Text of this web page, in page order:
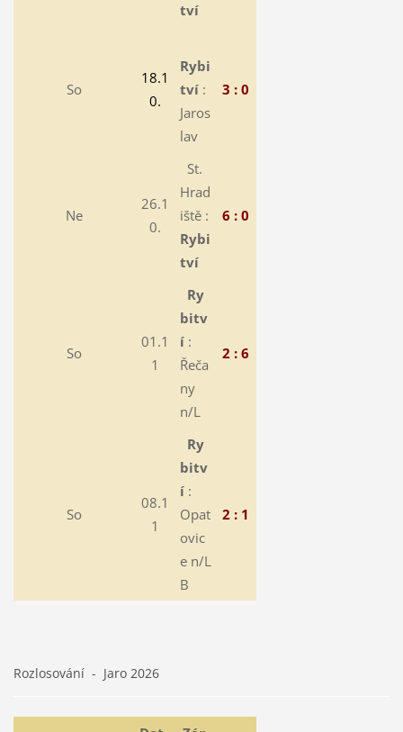
tví
So
18.1
0.
Rybi
tví:
Jaros
lav
3 : 0
Ne
26.1
0.
St.
Hrad
iště :
Rybi
tví
6 : 0
So
01.1
1
Ry
bitv
í:
Řeča
ny
n/L
2 : 6
So
08.1
1
Ry
bitv
í:
Opat
ovic
e n/L
B
2 : 1
Rozlosování - Jaro 2026